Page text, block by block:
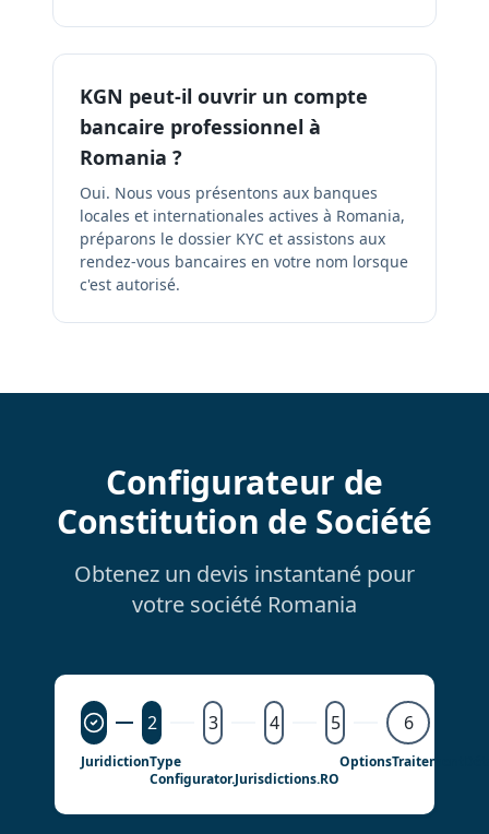
KGN peut-il ouvrir un compte
bancaire professionnel à
Romania ?
Oui. Nous vous présentons aux banques
locales et internationales actives à Romania,
préparons le dossier KYC et assistons aux
rendez-vous bancaires en votre nom lorsque
c'est autorisé.
Configurateur de
Constitution de Société
Obtenez un devis instantané pour
votre société Romania
2 3 4 5 6
JuridictionType
Configurator.jurisdictions.RO
OptionsTraitement